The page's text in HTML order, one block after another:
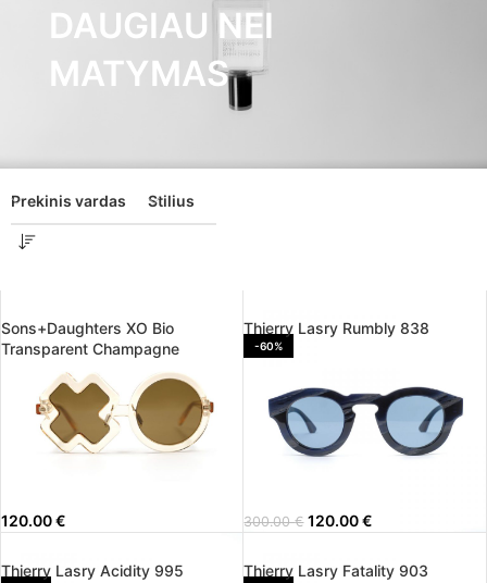
DAUGIAU NEI
MATYMAS
Prekinis vardas Stilius
Sons+Daughters XO Bio
Transparent Champagne
120.00€
-60%
Thierry Lasry Rumbly 838
300.00€ 120.00€
Thierry Lasry Acidity 995
Thierry Lasry Fatality 903